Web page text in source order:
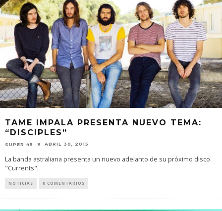
TAME IMPALA PRESENTA NUEVO TEMA:
“DISCIPLES”
SUPER 45 ABRIL 30, 2015
La banda astraliana presenta un nuevo adelanto de su próximo disco
"Currents".
NOTICIAS 0 COMENTARIOS